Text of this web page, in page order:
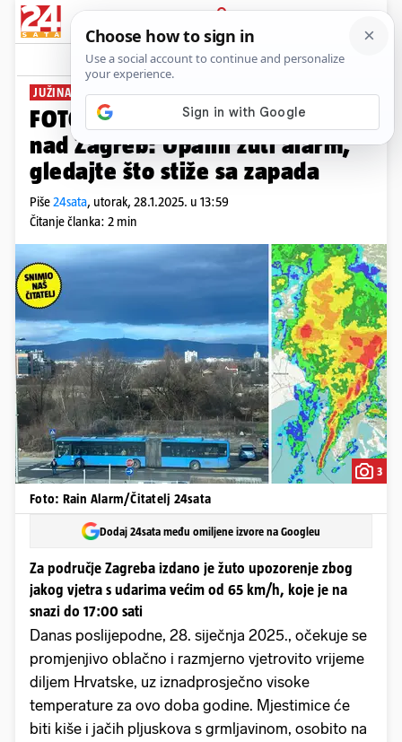
PRIJAVA
News Komentari
JUŽINA NOSI NEVRIJEME
FOTO Mračna kapa nadvila se
nad Zagreb: Upalili žuti alarm,
gledajte što stiže sa zapada
Piše24sata, utorak, 28.1.2025. u 13:59
Čitanje članka: 2 min
3
Foto: Rain Alarm/Čitatelj 24sata
Dodaj 24sata među omiljene izvore na Googleu
Za područje Zagreba izdano je žuto upozorenje zbog
jakog vjetra s udarima većim od 65 km/h, koje je na
snazi do 17:00 sati
Danas poslijepodne, 28. siječnja 2025., očekuje se
promjenjivo oblačno i razmjerno vjetrovito vrijeme
diljem Hrvatske, uz iznadprosječno visoke
temperature za ovo doba godine. Mjestimice će
biti kiše i jačih pljuskova s grmljavinom, osobito na